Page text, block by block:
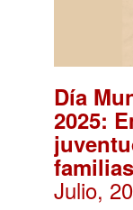
Día
2025:
Julio,